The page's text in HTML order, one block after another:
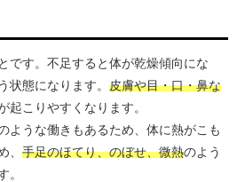
です。不足すると体が乾燥傾向にな
状態になります。 皮膚や目・口・鼻な
起こりやすくなります。
ような働きもあるため、体に熱がこも
、 手足のほてり、のぼせ、微熱のよう
。